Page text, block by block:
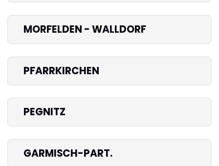
MORFELDEN - WALLDORF
PFARRKIRCHEN
PEGNITZ
GARMISCH-PART.